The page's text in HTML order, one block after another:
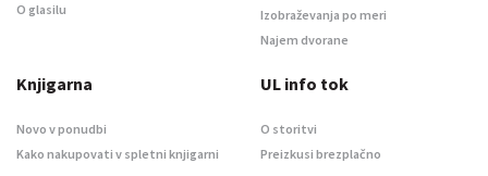
O glasilu
Izobraževanja po meri
Najem dvorane
Knjigarna
Novo v ponudbi
Kako nakupovati v spletni knjigarni
UL info tok
O storitvi
Preizkusi brezplačno